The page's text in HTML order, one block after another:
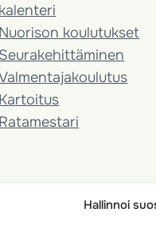
Hallinnoi
kalenteri
Nuorison koulutukset
Seura­kehittäminen
Kartoitus
Ratamestari